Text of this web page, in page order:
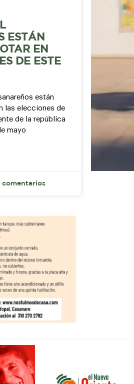
ESTÁN
EN
DE ESTE
están
las elecciones de
de la república
mayo
comentarios